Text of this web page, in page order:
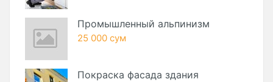
Промышленный альпинизм
25 000 сум
Покраска фасада здания